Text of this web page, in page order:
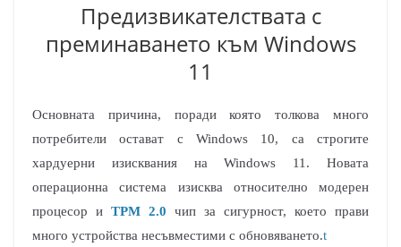
Предизвикателствата с
преминаването към Windows
11
Основната причина, поради която толкова много
потребители остават с Windows 10, са строгите
хардуерни изисквания на Windows 11. Новата
операционна система изисква относително модерен
процесор и TPM 2.0 чип за сигурност, което прави
много устройства несъвместими с обновяването.t